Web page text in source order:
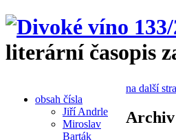
literární časopis
obsah čísla
Jiří Andrle
Miroslav
Barták
na další